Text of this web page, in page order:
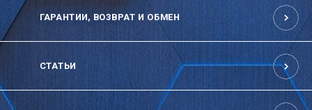
ГАРАНТИИ, ВОЗВРАТ И ОБМЕН
СТАТЬИ